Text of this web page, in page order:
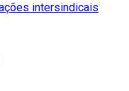
intersindicais